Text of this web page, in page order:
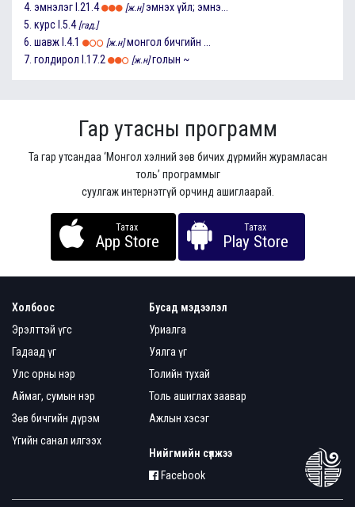
4. эмнэлэг I.21.4 [ж.н] эмнэх үйл; эмнэ...
5. курс I.5.4 [гад.]
6. шавж I.4.1 [ж.н] монгол бичгийн ...
7. голдирол I.17.2 [ж.н] голын ~
Гар утасны программ
Та гар утсандаа ‘Монгол хэлний зөв бичих дүрмийн журамласан
толь’ программыг
суулгаж интернэтгүй орчинд ашиглаарай.
Татах
App Store
Татах
Play Store
Холбоос
Эрэлттэй үгс
Гадаад үг
Улс орны нэр
Аймаг, сумын нэр
Зөв бичгийн дүрэм
Үгийн санал илгээх
Бусад мэдээлэл
Уриалга
Уялга үг
Толийн тухай
Толь ашиглах заавар
Ажлын хэсэг
Нийгмийн сүлжээ
Facebook